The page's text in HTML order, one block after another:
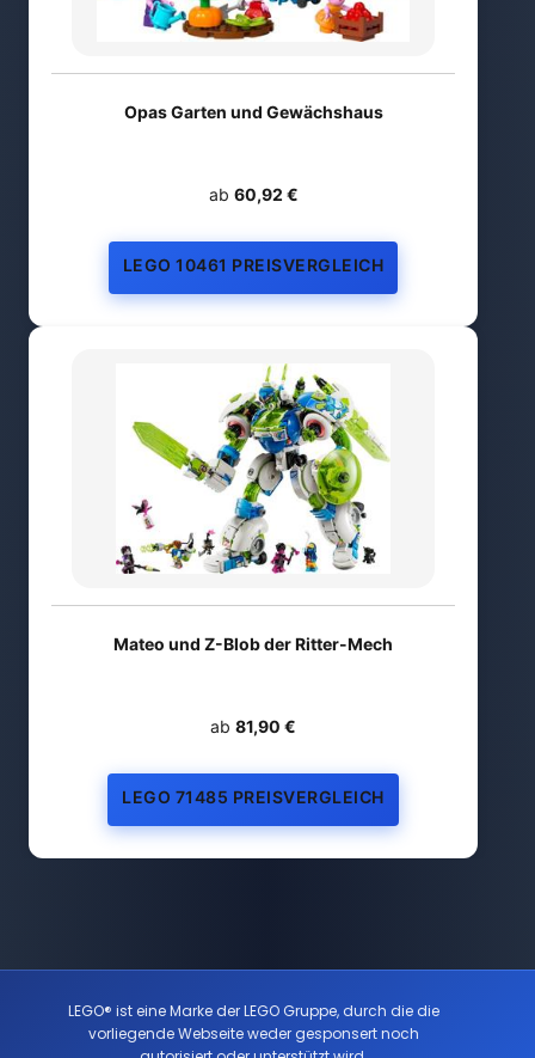
Opas Garten und Gewächshaus
ab 60,92 €
LEGO 10461 PREISVERGLEICH
Mateo und Z-Blob der Ritter-Mech
ab 81,90 €
LEGO 71485 PREISVERGLEICH
LEGO® ist eine Marke der LEGO Gruppe, durch die die
vorliegende Webseite weder gesponsert noch